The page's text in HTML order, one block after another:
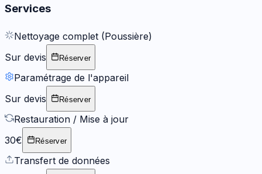
Services
Nettoyage complet (Poussière)
Sur devis
Réserver
Paramétrage de l'appareil
Sur devis
Réserver
Restauration / Mise à jour
30€
Réserver
Transfert de données